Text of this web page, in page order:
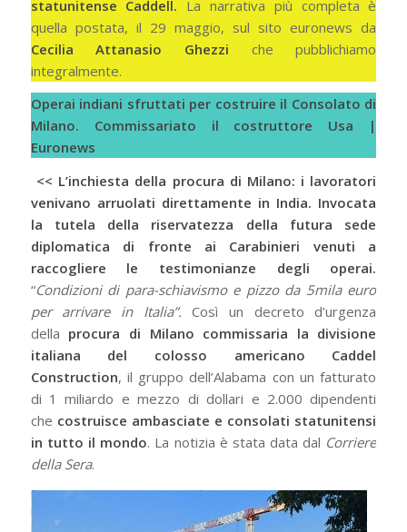
statunitense Caddell. La narrativa più completa è
quella postata, il 29 maggio, sul sito euronews da
Cecilia Attanasio Ghezzi che pubblichiamo
integralmente.
Operai indiani sfruttati per costruire il Consolato di
Milano. Commissariato il costruttore Usa |
Euronews
<< L’inchiesta della procura di Milano: i lavoratori
venivano arruolati direttamente in India. Invocata
la tutela della riservatezza della futura sede
diplomatica di fronte ai Carabinieri venuti a
raccogliere le testimonianze degli operai.
“Condizioni di para-schiavismo e pizzo da 5mila euro
per arrivare in Italia”. Così un decreto d’urgenza
della procura di Milano commissaria la divisione
italiana del colosso americano Caddel
Construction, il gruppo dell’Alabama con un fatturato
di 1 miliardo e mezzo di dollari e 2.000 dipendenti
che costruisce ambasciate e consolati statunitensi
in tutto il mondo. La notizia è stata data dal Corriere
della Sera.